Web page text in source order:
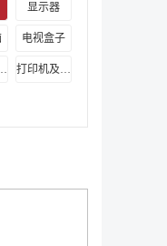
显示器
电视盒子
及散热器 打印机及其它外设